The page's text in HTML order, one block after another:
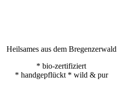
Heilsames aus dem Bregenzerwald
* bio-zertifiziert
* handgepflückt * wild & pur